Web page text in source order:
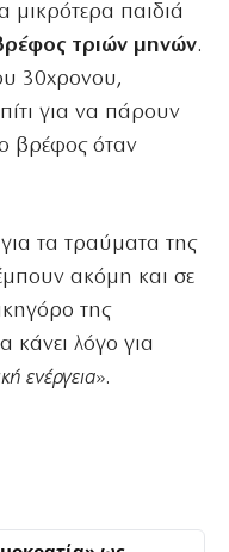
μικρότερα παιδιά
τριών μηνών.
30χρονου,
για να πάρουν
βρέφος όταν
τα τραύματα της
ακόμη και σε
της
κάνει λόγο για
ενέργεια».